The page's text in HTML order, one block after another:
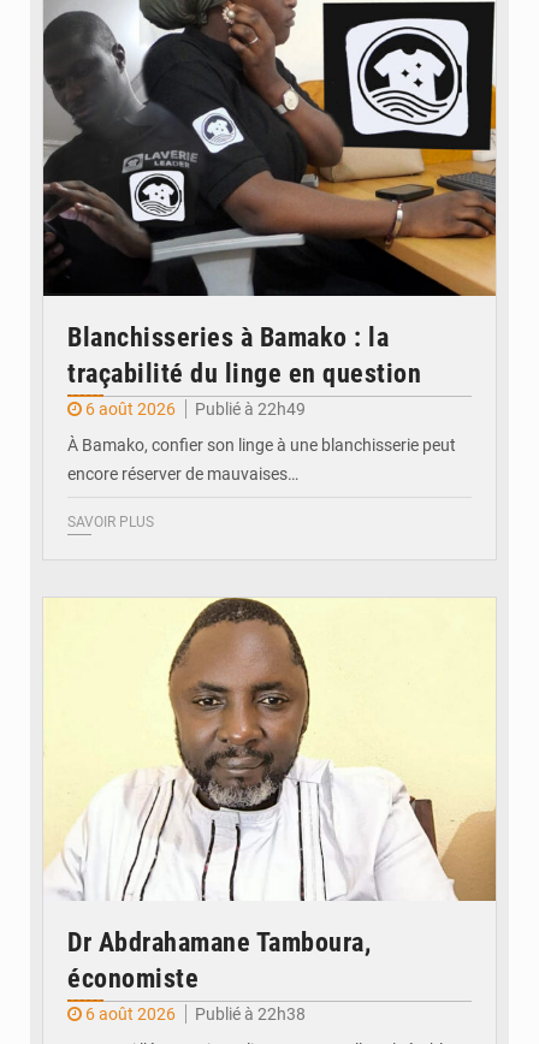
Blanchisseries à Bamako : la
traçabilité du linge en question
6 août 2026
Publié à 22h49
À Bamako, confier son linge à une blanchisserie peut
encore réserver de mauvaises…
SAVOIR PLUS
Dr Abdrahamane Tamboura,
économiste
6 août 2026
Publié à 22h38